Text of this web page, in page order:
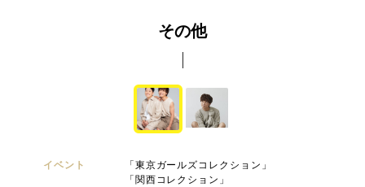
その他
イベント
「東京ガールズコレクション」
「関西コレクション」